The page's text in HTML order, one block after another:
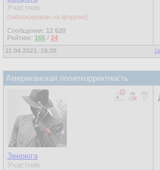
Участник
[заблокирован на форуме]
Сообщения: 12 620
Рейтинг: 165 / 24
11.04.2021, 19:20
Американская политкорректность
Зверюга
Участник